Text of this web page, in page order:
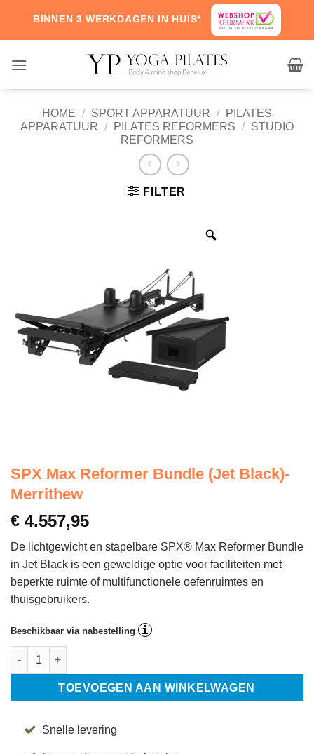
content
BINNEN 3 WERKDAGEN IN HUIS*
HOME / SPORT APPARATUUR /
PILATES
APPARATUUR
/ PILATES REFORMERS /
STUDIO
REFORMERS
FILTER
SPX Max Reformer Bundle (Jet Black)-
Merrithew
€ 4.557,95
De lichtgewicht en stapelbare SPX® Max Reformer Bundle
in Jet Black is een geweldige optie voor faciliteiten met
beperkte ruimte of multifunctionele oefenruimtes en
thuisgebruikers.
Beschikbaar via nabestelling i
SPX Max Reformer Bundle (Jet Black)- Merrithew aantal
TOEVOEGEN AAN WINKELWAGEN
Snelle levering